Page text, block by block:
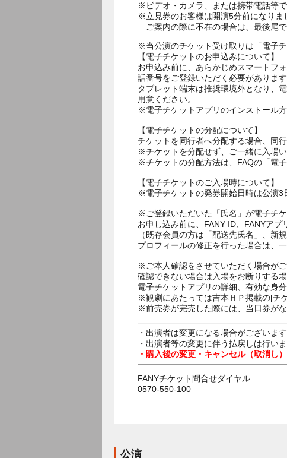
※ビデオ・カメラ、または携帯電話等
※立見券のお客様は開演5分前になりま
ご案内の際に不在の場合は、最後尾
※当公演のチケット受け取りは「電子チ
【電子チケットのお申込みについて】
お申込み前に、あらかじめスマートフ
話番号をご登録いただく必要があります
タブレット端末は推奨環境外となり、
用意ください。
※電子チケットアプリのインストール
【電子チケットの分配について】
チケットを同行者へ分配する場合、同
※チケットを分配せず、ご一緒に入場い
※チケットの分配方法は、FAQの「電
【電子チケットのご入場時について】
※電子チケットの発券開始日時は公演3
※ご登録いただいた「氏名」が電子チケ
お申し込み前に、FANY ID、FANYア
（既存会員の方は「配送先氏名」、新
プロフィールの修正を行った場合は、
※ご本人確認をさせていただく場合が
確認できない場合は入場をお断りする
電子チケットアプリの詳細、有効な身
※観劇にあたっては吉本ＨＰ掲載の[チ
※前売券が完売した際には、当日券がな
・出演者は変更になる場合がございま
・出演者等の変更に伴う払戻しは行いま
・購入後の変更・キャンセル（取消し
FANYチケット問合せダイヤル
0570-550-100
公演